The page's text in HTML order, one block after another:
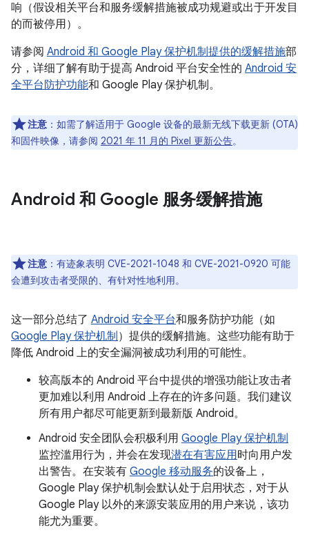
响（假设相关平台和服务缓解措施被成功规避或出于开发目
的而被停用）。
请参阅 Android 和 Google Play 保护机制提供的缓解措施部
分，详细了解有助于提高 Android 平台安全性的 Android 安
全平台防护功能和 Google Play 保护机制。
注意 ：如需了解适用于 Google 设备的最新无线下载更新 (OTA)
和固件映像，请参阅 2021 年 11 月的 Pixel 更新公告。
Android 和 Google 服务缓解措施
注意 ：有迹象表明 CVE-2021-1048 和 CVE-2021-0920 可能
会遭到攻击者受限的、有针对性地利用。
这一部分总结了 Android 安全平台和服务防护功能（如
Google Play 保护机制 ）提供的缓解措施。这些功能有助于
降低 Android 上的安全漏洞被成功利用的可能性。
较高版本的 Android 平台中提供的增强功能让攻击者
更加难以利用 Android 上存在的许多问题。我们建议
所有用户都尽可能更新到最新版 Android。
Android 安全团队会积极利用 Google Play 保护机制
监控滥用行为，并会在发现潜在有害应用时向用户发
出警告。在安装有 Google 移动服务的设备上，
Google Play 保护机制会默认处于启用状态，对于从
Google Play 以外的来源安装应用的用户来说，该功
能尤为重要。